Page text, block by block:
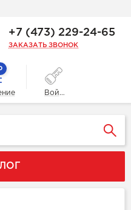
+7 (473) 229-24-65
ЗАКАЗАТЬ ЗВОНОК
Войти